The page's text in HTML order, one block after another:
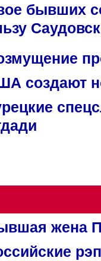
бывших
создают
жена